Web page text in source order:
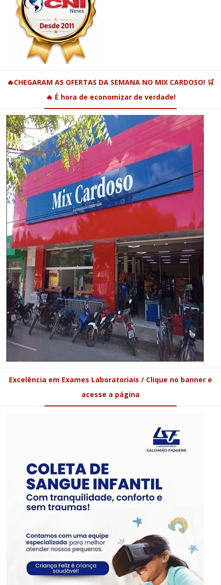
🔥CHEGARAM AS OFERTAS DA SEMANA NO MIX CARDOSO! 🛒
🔥 É hora de economizar de verdade!
Excelência em Exames Laboratoriais / Clique no banner e
acesse a página